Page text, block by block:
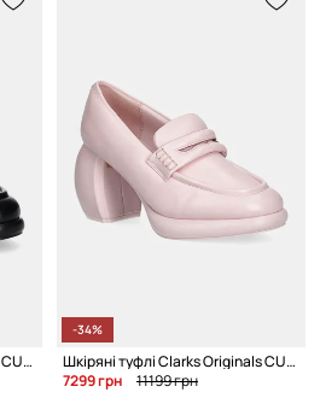
Шкіряні туфлі Clarks Originals CUR Loafer 1
-34%
Шкіряні туфлі Clarks Originals CUR Loafer 1
7299 грн
11199 грн